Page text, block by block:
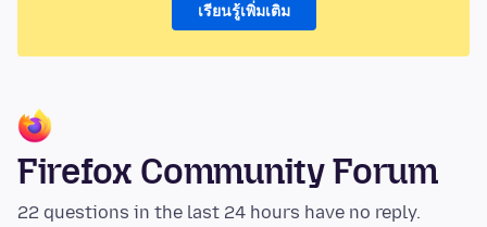
เรียนรู้เพิ่มเติม
Firefox Community Forum
22 questions in the last 24 hours have no reply.